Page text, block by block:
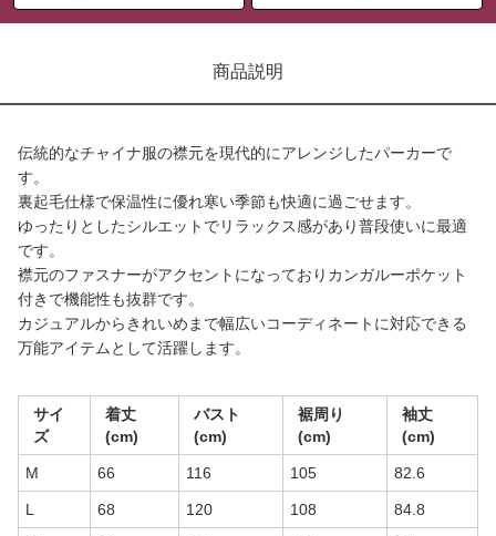
商品説明
伝統的なチャイナ服の襟元を現代的にアレンジしたパーカーで
す。
裏起毛仕様で保温性に優れ寒い季節も快適に過ごせます。
ゆったりとしたシルエットでリラックス感があり普段使いに最適
です。
襟元のファスナーがアクセントになっておりカンガルーポケット
付きで機能性も抜群です。
カジュアルからきれいめまで幅広いコーディネートに対応できる
万能アイテムとして活躍します。
サイ
ズ
着丈
(cm)
バスト
(cm)
裾周り
(cm)
袖丈
(cm)
M 66 116 105 82.6
L 68 120 108 84.8